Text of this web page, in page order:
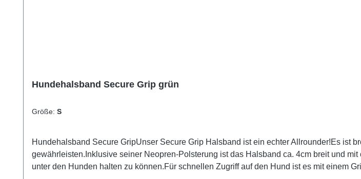
Hundehalsband Secure Grip grün
Größe: S
Hundehalsband Secure GripUnser Secure Grip Halsband ist ein echter Allrounder!Es ist
gewährleisten.Inklusive seiner Neopren-Polsterung ist das Halsband ca. 4cm breit und
unter den Hunden halten zu können.Für schnellen Zugriff auf den Hund ist es mit einem